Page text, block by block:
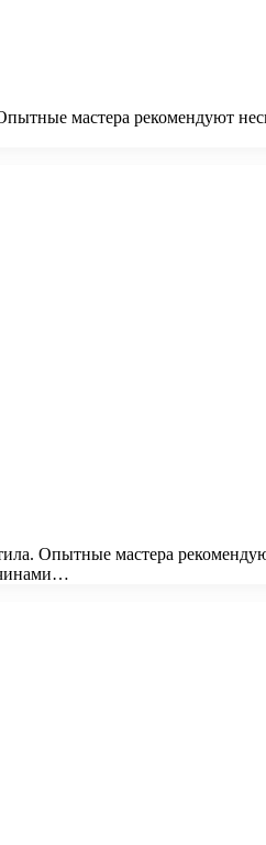
мастера рекомендуют
Опытные мастера